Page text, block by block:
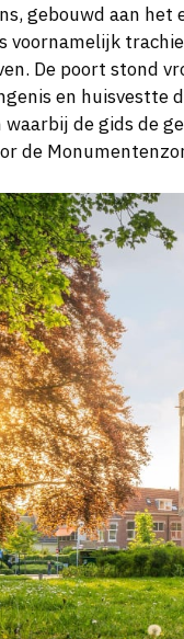
gebouwd aan
voornamelijk
De poort stond
en huisvestte
de gids de
de